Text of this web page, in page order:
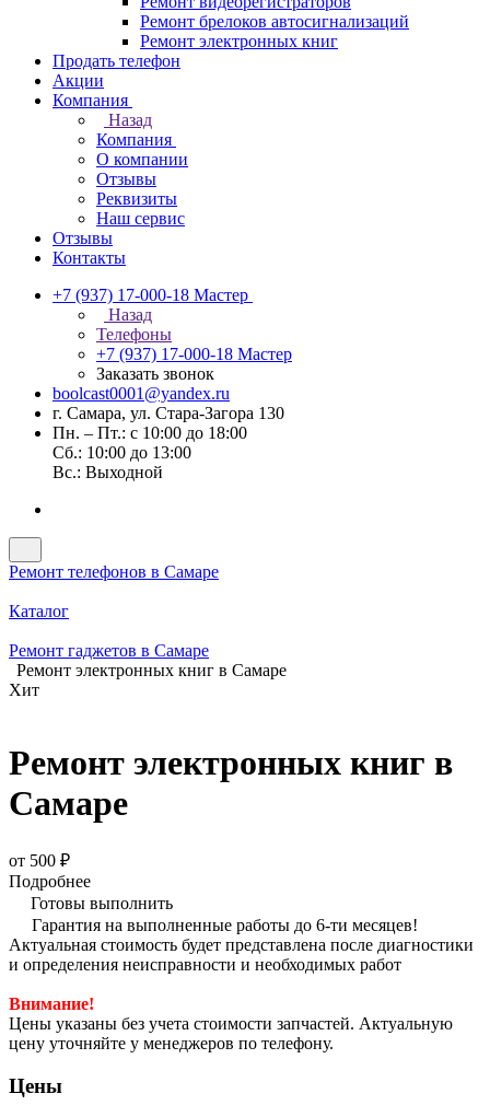
Ремонт брелоков автосигнализаций
Ремонт электронных книг
Продать телефон
Акции
Компания
Назад
Компания
О компании
Отзывы
Реквизиты
Наш сервис
Отзывы
Контакты
+7 (937) 17-000-18 Мастер
Назад
Телефоны
+7 (937) 17-000-18 Мастер
Заказать звонок
boolcast0001@yandex.ru
г. Самара, ул. Стара-Загора 130
Пн. – Пт.: с 10:00 до 18:00
Сб.: 10:00 до 13:00
Вс.: Выходной
Ремонт телефонов в Самаре
Каталог
Ремонт гаджетов в Самаре
Ремонт электронных книг в Самаре
Хит
Ремонт электронных книг в
Самаре
от 500 ₽
Подробнее
Готовы выполнить
Гарантия на выполненные работы до 6-ти месяцев!
Актуальная стоимость будет представлена после диагностики
и определения неисправности и необходимых работ
Внимание!
Цены указаны без учета стоимости запчастей. Актуальную
цену уточняйте у менеджеров по телефону.
Цены